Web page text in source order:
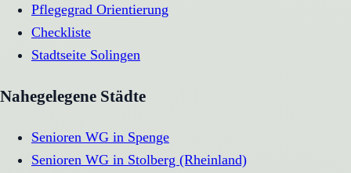
Pflegegrad Orientierung
Checkliste
Stadtseite Solingen
Nahegelegene Städte
Senioren WG in Spenge
Senioren WG in Stolberg (Rheinland)